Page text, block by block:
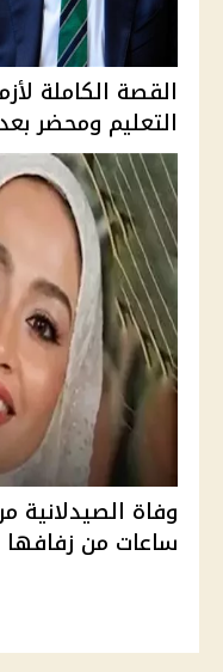
التعليم ومحضر
وفاة الصيدلانية
ساعات من